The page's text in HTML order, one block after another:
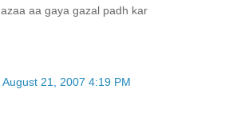
aa gaya gazal padh kar
August 21, 2007 4:19 PM